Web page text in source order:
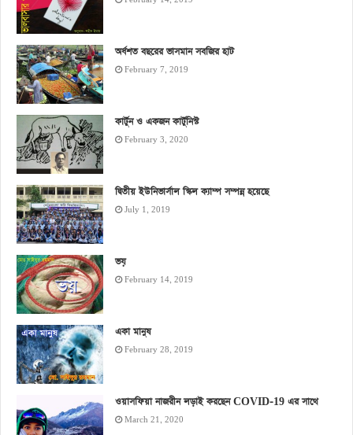
অর্ধশত বছরের ভাসমান সবজির হাট
February 7, 2019
কার্টুন ও একজন কার্টুনিস্ট
February 3, 2020
দ্বিতীয় ইউনিভার্সাল স্কিল ক্যাম্প সম্পন্ন হয়েছে
July 1, 2019
ভয়
February 14, 2019
একা মানুষ
February 28, 2019
ওয়াসফিয়া নাজরীন লড়াই করছেন COVID-19 এর সাথে
March 21, 2020